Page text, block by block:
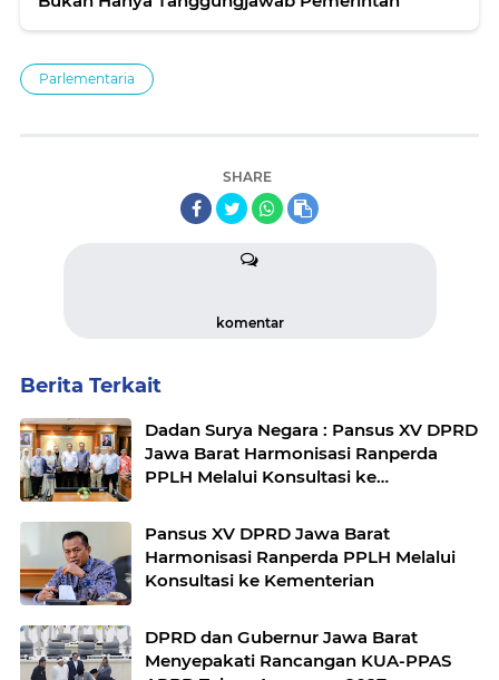
Parlementaria
SHARE
komentar
Berita Terkait
Dadan Surya Negara : Pansus XV DPRD
Jawa Barat Harmonisasi Ranperda
PPLH Melalui Konsultasi ke
Pansus XV DPRD Jawa Barat
Harmonisasi Ranperda PPLH Melalui
Konsultasi ke Kementerian
DPRD dan Gubernur Jawa Barat
Menyepakati Rancangan KUA-PPAS